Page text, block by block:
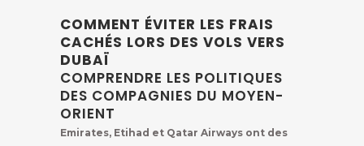
COMMENT ÉVITER LES FRAIS
CACHÉS LORS DES VOLS VERS
DUBAÏ
COMPRENDRE LES POLITIQUES
DES COMPAGNIES DU MOYEN-
ORIENT
Emirates, Etihad et Qatar Airways ont des